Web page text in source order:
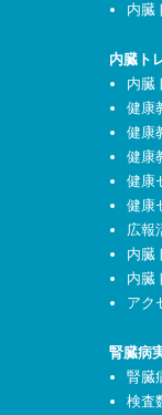
内臓
内臓ト
内臓
健康
健康
健康
健康
健康
広報
内臓
内臓
アク
腎臓病
腎臓
検査